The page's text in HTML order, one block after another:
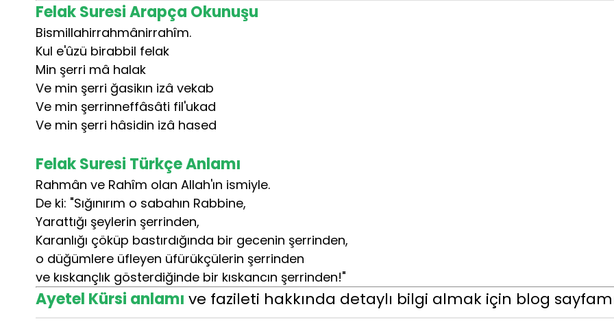
Felak Suresi Arapça Okunuşu
Bismillahirrahmânirrahîm.
Kul e'ûzü birabbil felak
Min şerri mâ halak
Ve min şerri ğasikın izâ vekab
Ve min şerrinneffâsâti fil'ukad
Ve min şerri hâsidin izâ hased
Felak Suresi Türkçe Anlamı
Rahmân ve Rahîm olan Allah'ın ismiyle.
De ki: "Sığınırım o sabahın Rabbine,
Yarattığı şeylerin şerrinden,
Karanlığı çöküp bastırdığında bir gecenin şerrinden,
o düğümlere üfleyen üfürükçülerin şerrinden
ve kıskançlık gösterdiğinde bir kıskancın şerrinden!"
Ayetel Kürsi anlamı ve fazileti hakkında detaylı bilgi almak için blog